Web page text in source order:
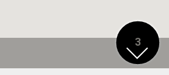
3